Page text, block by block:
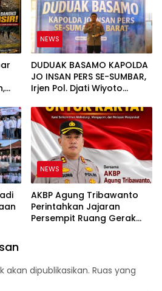
NEWS
DUDUAK BASAMO KAPOLDA
JO INSAN PERS SE-SUMBAR,
Irjen Pol. Djati Wiyoto
Ruang bagi Pelanggar
Hukum di Internal Polri
NEWS
AKBP Agung Tribawanto
Perintahkan Jajaran
Persempit Ruang Gerak
akan dipublikasikan. Ruas yang